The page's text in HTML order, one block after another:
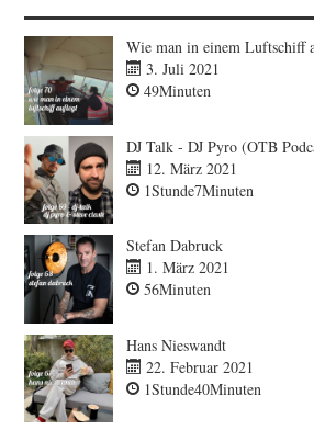
Wie man in einem Luftschiff
3. Juli 2021
49Minuten
DJ Talk - DJ Pyro (OTB
12. März 2021
1Stunde7Minuten
Stefan Dabruck
1. März 2021
56Minuten
Hans Nieswandt
22. Februar 2021
1Stunde40Minuten